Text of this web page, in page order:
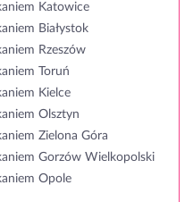
Katowice
Białystok
Rzeszów
Toruń
Kielce
Olsztyn
Zielona Góra
Gorzów Wielkopolski
Opole